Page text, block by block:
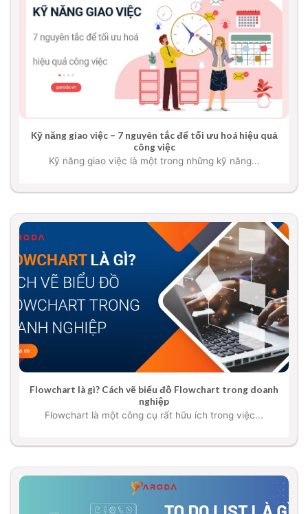
Kỹ năng giao việc – 7 nguyên tắc để tối ưu hoá hiệu quả
công việc
Kỹ năng giao việc là một trong những kỹ năng...
Flowchart là gì? Cách vẽ biểu đồ Flowchart trong doanh
nghiệp
Flowchart là một công cụ rất hữu ích trong việc...